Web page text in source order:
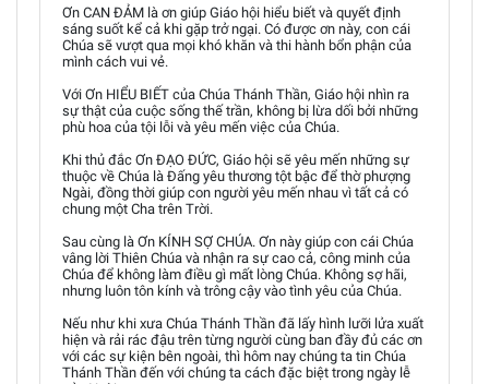
Ơn CAN ĐẢM là ơn giúp Giáo hội hiểu biết và quyết định
sáng suốt kể cả khi gặp trở ngại. Có được ơn này, con cái
Chúa sẽ vượt qua mọi khó khăn và thi hành bổn phận của
mình cách vui vẻ.
Với Ơn HIỂU BIẾT của Chúa Thánh Thần, Giáo hội nhìn ra
sự thật của cuộc sống thế trần, không bị lừa dối bởi những
phù hoa của tội lỗi và yêu mến việc của Chúa.
Khi thủ đắc Ơn ĐẠO ĐỨC, Giáo hội sẽ yêu mến những sự
thuộc về Chúa là Đấng yêu thương tột bậc để thờ phượng
Ngài, đồng thời giúp con người yêu mến nhau vì tất cả có
chung một Cha trên Trời.
Sau cùng là Ơn KÍNH SỢ CHÚA. Ơn này giúp con cái Chúa
vâng lời Thiên Chúa và nhận ra sự cao cả, công minh của
Chúa để không làm điều gì mất lòng Chúa. Không sợ hãi,
nhưng luôn tôn kính và trông cậy vào tình yêu của Chúa.
Nếu như khi xưa Chúa Thánh Thần đã lấy hình lưỡi lửa xuất
hiện và rải rác đậu trên từng người cùng ban đầy đủ các ơn
với các sự kiện bên ngoài, thì hôm nay chúng ta tin Chúa
Thánh Thần đến với chúng ta cách đặc biệt trong ngày lễ